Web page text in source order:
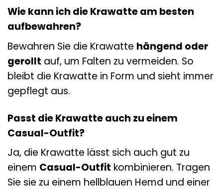
Wie kann ich die Krawatte am besten
aufbewahren?
Bewahren Sie die Krawatte hängend oder
gerollt auf, um Falten zu vermeiden. So
bleibt die Krawatte in Form und sieht immer
gepflegt aus.
Passt die Krawatte auch zu einem
Casual-Outfit?
Ja, die Krawatte lässt sich auch gut zu
einem Casual-Outfit kombinieren. Tragen
Sie sie zu einem hellblauen Hemd und einer